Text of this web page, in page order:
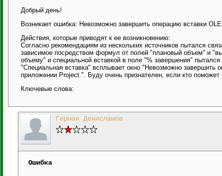
Добрый день!
Возникает ошибка: Невозможно завершить операцию вставки
Действия, которые приводят к ее возникновению:
Согласно рекомендациям из нескольких источников пытался
зависимое посредством формул от полей "плановый объем" и
объему" и специальной вставкой в поле "% завершения"
"Специальная вставка" всплывает окно "Невозможно
приложении Project.". Буду очень признателен, если кто поможет
Ключевые слова:
Герман Денисламов
Ошибка